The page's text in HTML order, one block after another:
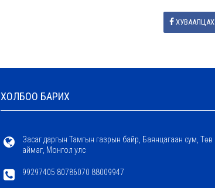
ХУВААЛЦАХ
ХОЛБОО БАРИХ
Засаг даргын Тамгын газрын байр, Баянцагаан сум, Төв
аймаг, Монгол улс
99297405 80786070 88009947